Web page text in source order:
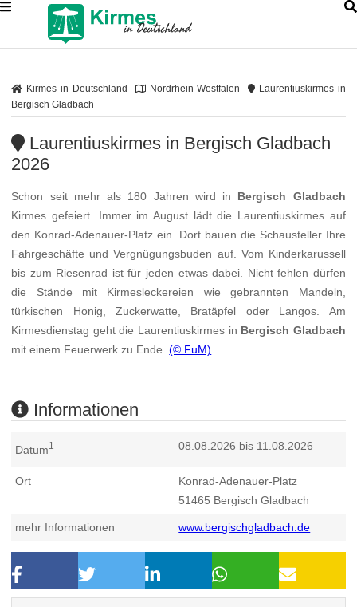
Kirmes in Deutschland Nordrhein-Westfalen
Laurentiuskirmes in
Bergisch Gladbach
Laurentiuskirmes in Bergisch Gladbach
2026
Schon seit mehr als 180 Jahren wird in Bergisch Gladbach
Kirmes gefeiert. Immer im August lädt die Laurentiuskirmes auf
den Konrad-Adenauer-Platz ein. Dort bauen die Schausteller Ihre
Fahrgeschäfte und Vergnügungsbuden auf. Vom Kinderkarussell
bis zum Riesenrad ist für jeden etwas dabei. Nicht fehlen dürfen
die Stände mit Kirmesleckereien wie gebrannten Mandeln,
türkischen Honig, Zuckerwatte, Bratäpfel oder Langos. Am
Kirmesdienstag geht die Laurentiuskirmes in Bergisch Gladbach
mit einem Feuerwerk zu Ende.(© FuM)
Informationen
Datum1 08.08.2026 bis 11.08.2026
Ort
Konrad-Adenauer-Platz
51465 Bergisch Gladbach
mehr Informationen www.bergischgladbach.de